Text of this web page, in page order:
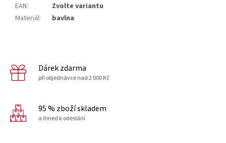
EAN:
Zvolte variantu
Materiál: bavlna
Dárek zdarma
při objednávce nad 2 000 Kč
95 % zboží skladem
a ihned k odeslání